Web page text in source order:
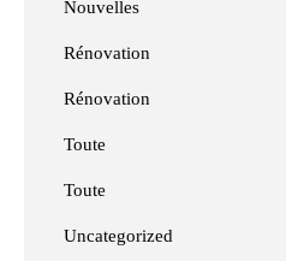
Nouvelles
Rénovation
Rénovation
Toute
Toute
Uncategorized